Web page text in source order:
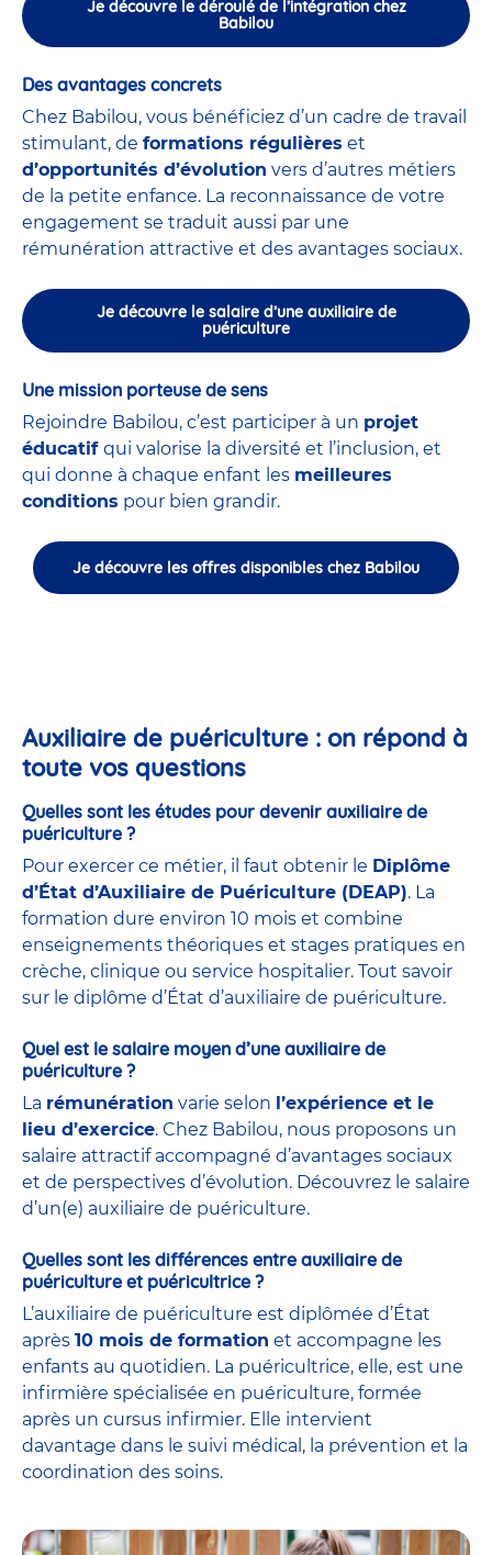
Je découvre le déroulé de l’intégration chez
Babilou
Des avantages concrets
Chez Babilou, vous bénéficiez d’un cadre de travail
stimulant, de formations régulières et
d’opportunités d’évolution vers d’autres métiers
de la petite enfance. La reconnaissance de votre
engagement se traduit aussi par une
rémunération attractive et des avantages sociaux.
Je découvre le salaire d’une auxiliaire de
puériculture
Une mission porteuse de sens
Rejoindre Babilou, c’est participer à un projet
éducatif qui valorise la diversité et l’inclusion, et
qui donne à chaque enfant les meilleures
conditions pour bien grandir.
Je découvre les offres disponibles chez Babilou
Auxiliaire de puériculture : on répond à
toute vos questions
Quelles sont les études pour devenir auxiliaire de
puériculture ?
Pour exercer ce métier, il faut obtenir le Diplôme
d’État d’Auxiliaire de Puériculture (DEAP). La
formation dure environ 10 mois et combine
enseignements théoriques et stages pratiques en
crèche, clinique ou service hospitalier. Tout savoir
sur le diplôme d’État d’auxiliaire de puériculture.
Quel est le salaire moyen d’une auxiliaire de
puériculture ?
La rémunération varie selon l’expérience et le
lieu d’exercice. Chez Babilou, nous proposons un
salaire attractif accompagné d’avantages sociaux
et de perspectives d’évolution. Découvrez le salaire
d’un(e) auxiliaire de puériculture.
Quelles sont les différences entre auxiliaire de
puériculture et puéricultrice ?
L’auxiliaire de puériculture est diplômée d’État
après 10 mois de formation et accompagne les
enfants au quotidien. La puéricultrice, elle, est une
infirmière spécialisée en puériculture, formée
après un cursus infirmier. Elle intervient
davantage dans le suivi médical, la prévention et la
coordination des soins.